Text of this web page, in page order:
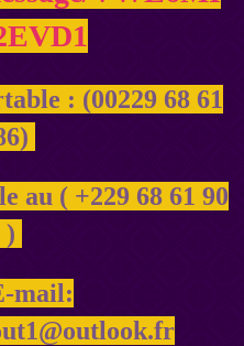
: (00229 68 61
au ( +229 68 61 90
)
mail: